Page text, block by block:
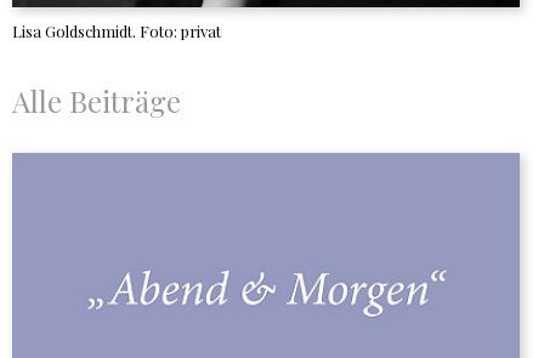
Lisa Goldschmidt. Foto: privat
Alle Beiträge